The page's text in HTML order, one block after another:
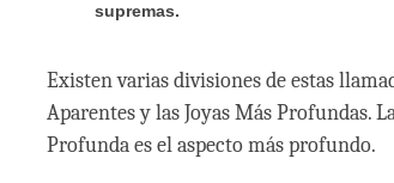
supremas.
Existen varias divisiones de estas
Aparentes y las Joyas Más Profundas.
Profunda es el aspecto más profundo.